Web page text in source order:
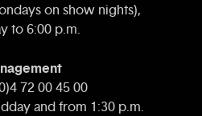
on show nights),
to 6:00 p.m.
72 00 45 00
and from 1:30 p.m.